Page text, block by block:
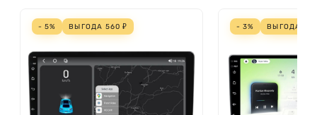
- 5% ВЫГОДА 560 ₽ - 3% ВЫГОДА